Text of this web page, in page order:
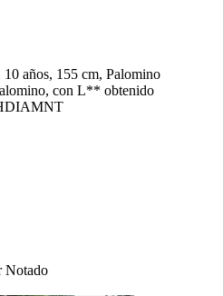
años, 155 cm, Palomino
con L** obtenido
Notado